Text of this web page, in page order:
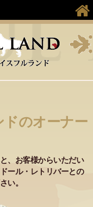
のオーナー
、お客様からいただい
ール・レトリバーとの
い。